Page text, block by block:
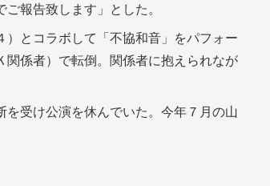
報告致します」とした。
とコラボして「不協和音」をパフォー
係者）で転倒。関係者に抱えられなが
受け公演を休んでいた。今年７月の山